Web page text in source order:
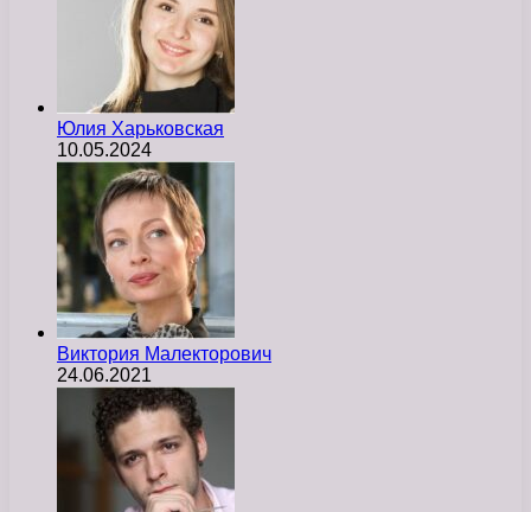
Юлия Харьковская
10.05.2024
Виктория Малекторович
24.06.2021